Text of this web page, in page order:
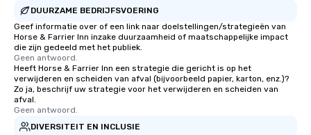
wonder among teams. Led by
Illusionist Matias Letelier—renowned
for his charisma, professionalism, and
style—our workshops combine tricks
with actionable insights that resonate
long after the applause. Whether
you're looking to reenergize your
team, celebrate milestones, or simply
offer something unique, Fun Corporate
DUURZAME BEDRIJFSVOERING
Geef informatie over of een link naar doelstellingen/strategieën van
Horse & Farrier Inn inzake duurzaamheid of maatschappelijke impact
die zijn gedeeld met het publiek.
Geen antwoord.
Heeft Horse & Farrier Inn een strategie die gericht is op het
verwijderen en scheiden van afval (bijvoorbeeld papier, karton, enz.)?
Zo ja, beschrijf uw strategie voor het verwijderen en scheiden van
afval.
Geen antwoord.
DIVERSITEIT EN INCLUSIE